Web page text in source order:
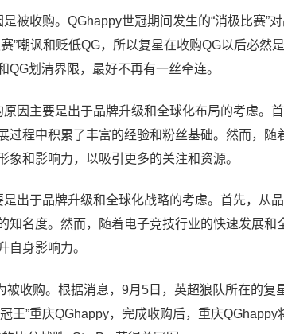
被收购。QGhappy世冠期间发生的“消极比赛”
”嘲讽和贬低QG，所以复星在收购QG以后必然
QG划清界限，最好不再有一丝牵连。
因主要是出于品牌升级和全球化布局的考虑。
过程中积累了丰富的经验和粉丝基础。然而，随
象和影响力，以吸引更多的关注和资源。
出于品牌升级和全球化战略的考虑。首先，从
知名度。然而，随着电子竞技行业的快速发展
自身影响力。
被收购。根据消息，9月5日，英超狼队所在的复
王”重庆QGhappy，完成收购后，重庆